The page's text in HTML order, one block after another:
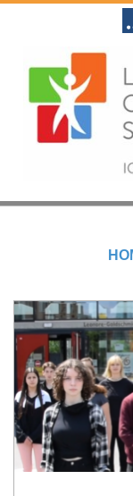
L
O
N
O
R